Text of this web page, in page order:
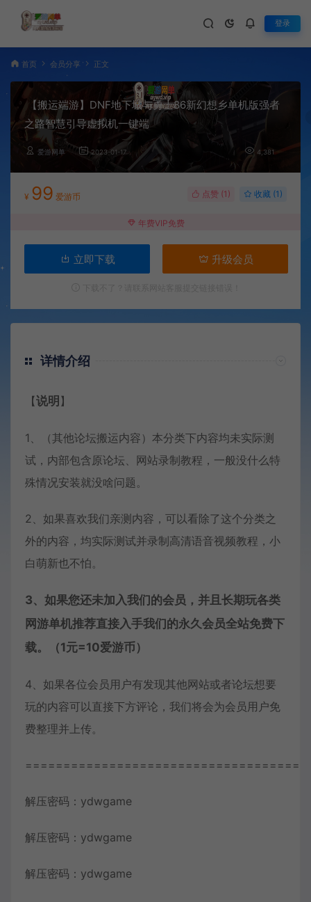
登录
首页 会员分享 正文
【搬运端游】DNF地下城与勇士86新幻想乡单机版强者
之路智慧引导虚拟机一键端
爱游网单 2023-01-17 4,381
¥ 99 爱游币 点赞 (1 ) 收藏 (1)
年费VIP免费
立即下载 升级会员
详情介绍
【说明 】
1、（其他论坛搬运内容）本分类下内容均未实际测
试，内部包含原论坛、网站录制教程，一般没什么特
殊情况安装就没啥问题。
2、如果喜欢我们亲测内容，可以看除了这个分类之
外的内容，均实际测试并录制高清语音视频教程，小
白萌新也不怕。
3、如果您还未加入我们的会员，并且长期玩各类
网游单机推荐直接入手我们的永久会员全站免费下
载。（1元=10爱游币）
4、如果各位会员用户有发现其他网站或者论坛想要
玩的内容可以直接下方评论，我们将会为会员用户免
费整理并上传。
解压密码：ydwgame
解压密码：ydwgame
解压密码：ydwgame